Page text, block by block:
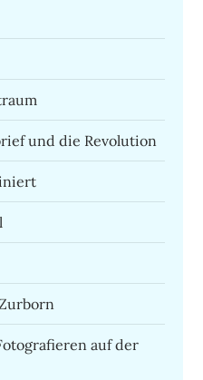
und die Revolution
auf der